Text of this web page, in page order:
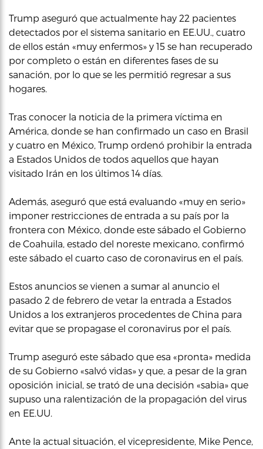
Trump aseguró que actualmente hay 22 pacientes
detectados por el sistema sanitario en EE.UU., cuatro
de ellos están «muy enfermos» y 15 se han recuperado
por completo o están en diferentes fases de su
sanación, por lo que se les permitió regresar a sus
hogares.
Tras conocer la noticia de la primera víctima en
América, donde se han confirmado un caso en Brasil
y cuatro en México, Trump ordenó prohibir la entrada
a Estados Unidos de todos aquellos que hayan
visitado Irán en los últimos 14 días.
Además, aseguró que está evaluando «muy en serio»
imponer restricciones de entrada a su país por la
frontera con México, donde este sábado el Gobierno
de Coahuila, estado del noreste mexicano, confirmó
este sábado el cuarto caso de coronavirus en el país.
Estos anuncios se vienen a sumar al anuncio el
pasado 2 de febrero de vetar la entrada a Estados
Unidos a los extranjeros procedentes de China para
evitar que se propagase el coronavirus por el país.
Trump aseguró este sábado que esa «pronta» medida
de su Gobierno «salvó vidas» y que, a pesar de la gran
oposición inicial, se trató de una decisión «sabia» que
supuso una ralentización de la propagación del virus
en EE.UU.
Ante la actual situación, el vicepresidente, Mike Pence,